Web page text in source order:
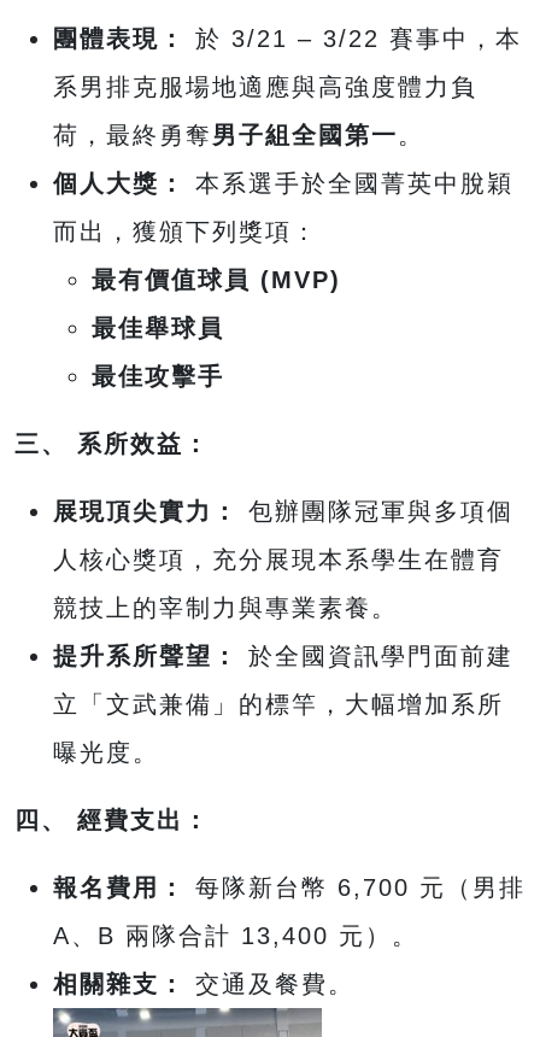
團體表現：
於 3/21 – 3/22 賽事中，本
系男排克服場地適應與高強度體力負
荷，最終勇奪男子組全國第一。
個人大獎：
本系選手於全國菁英中脫穎
而出，獲頒下列獎項：
最有價值球員 (MVP)
最佳舉球員
最佳攻擊手
三、 系所效益：
展現頂尖實力： 包辦團隊冠軍與多項個
人核心獎項，充分展現本系學生在體育
競技上的宰制力與專業素養。
提升系所聲望：
於全國資訊學門面前建
立「文武兼備」的標竿，大幅增加系所
曝光度。
四、 經費支出：
報名費用： 每隊新台幣 6,700 元（男排
A、B 兩隊合計 13,400 元）。
相關雜支： 交通及餐費。